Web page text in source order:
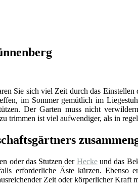
Sie sich viel Zeit durch das
im Sommer gemütlich im
Der Garten muss nicht
ist viel aufwendiger, als in
oder das Stutzen der Heckeund das
erforderliche Äste kürzen. Ebenso
Zeit oder körperlicher